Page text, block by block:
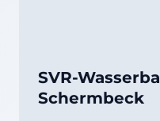
SVR-
Schermbeck